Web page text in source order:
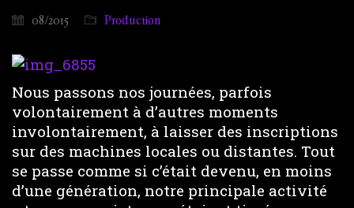
08/2015 Production
Nous passons nos journées, parfois
volontairement à d’autres moments
involontairement, à laisser des inscriptions
sur des machines locales ou distantes. Tout
se passe comme si c’était devenu, en moins
d’une génération, notre principale activité